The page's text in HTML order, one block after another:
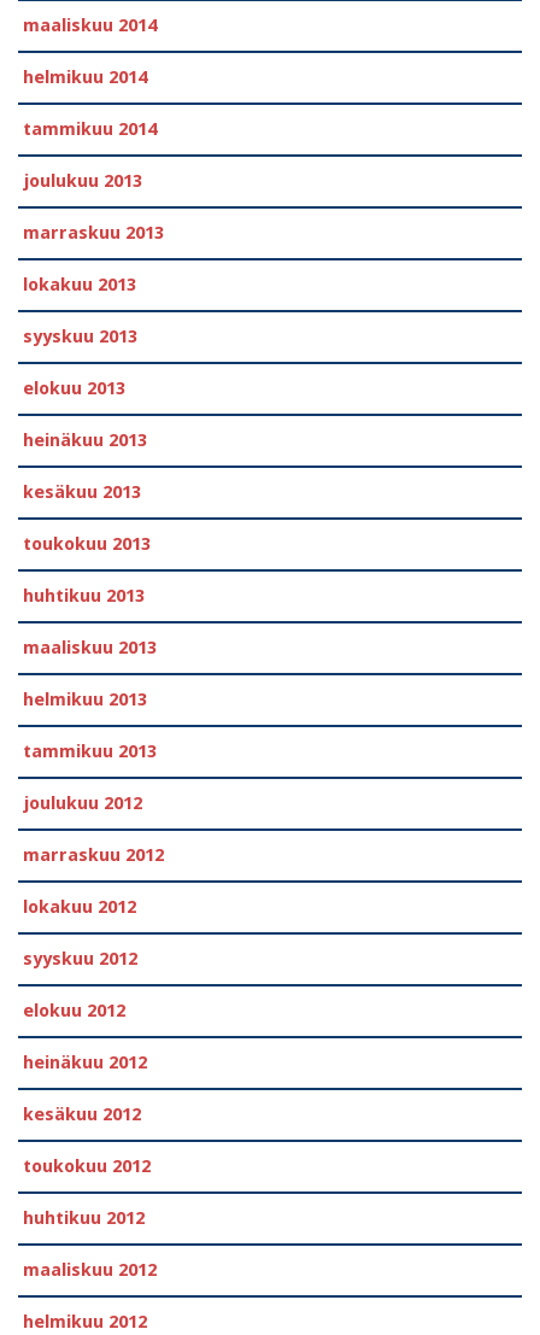
maaliskuu 2014
helmikuu 2014
tammikuu 2014
joulukuu 2013
marraskuu 2013
lokakuu 2013
syyskuu 2013
elokuu 2013
heinäkuu 2013
kesäkuu 2013
toukokuu 2013
huhtikuu 2013
maaliskuu 2013
helmikuu 2013
tammikuu 2013
joulukuu 2012
marraskuu 2012
lokakuu 2012
syyskuu 2012
elokuu 2012
heinäkuu 2012
kesäkuu 2012
toukokuu 2012
huhtikuu 2012
maaliskuu 2012
helmikuu 2012